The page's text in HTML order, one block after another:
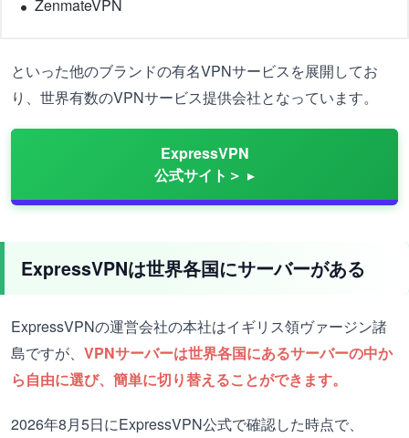
ZenmateVPN
といった他のブランドの有名VPNサービスを展開してお
り、世界有数のVPNサービス提供会社となっています。
ExpressVPN
公式サイト＞
ExpressVPNは世界各国にサーバーがある
ExpressVPNの運営会社の本社はイギリス領ヴァージン諸
島ですが、 VPNサーバーは世界各国にあるサーバーの中か
ら自由に選び、簡単に切り替えることができます。
2026年8月5日にExpressVPN公式で確認した時点で、